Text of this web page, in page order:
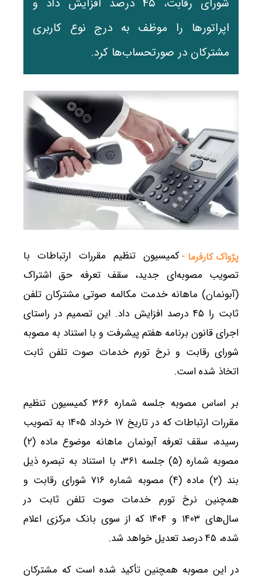
اپراتورها را موظف به درج نوع کاربری
مشترکان در صورتحساب‌ها کرد.
پژواک کارفرما - کمیسیون تنظیم مقررات ارتباطات با
تصویب مصوبه‌ای جدید، سقف تعرفه حق اشتراک
(آبونمان) ماهانه خدمت مکالمه صوتی مشترکان تلفن
ثابت را ۴۵ درصد افزایش داد. این تصمیم در راستای
اجرای قانون برنامه هفتم پیشرفت و با استناد به مصوبه
شورای رقابت و نرخ تورم خدمات صوت تلفن ثابت
اتخاذ شده است.
بر اساس مصوبه جلسه شماره ۳۶۶ کمیسیون تنظیم
مقررات ارتباطات که در تاریخ ۱۷ خرداد ۱۴۰۵ به تصویب
رسیده، سقف تعرفه آبونمان ماهانه موضوع ماده (۲)
مصوبه شماره (۵) جلسه ۳۶۱، با استناد به تبصره ذیل
بند (۲) ماده (۴) مصوبه شماره ۷۱۶ شورای رقابت و
همچنین نرخ تورم خدمات صوت تلفن ثابت در
سال‌های ۱۴۰۳ و ۱۴۰۴ که از سوی بانک مرکزی اعلام
شده، ۴۵ درصد تعدیل خواهد شد.
در این مصوبه همچنین تأکید شده است که مشترکان